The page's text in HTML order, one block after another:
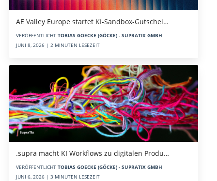
AE Valley Europe startet KI-Sandbox-Gutschei…
VERÖFFENTLICHT TOBIAS GOECKE (GÖCKE) - SUPRATIX GMBH
JUNI 8, 2026 | 2 MINUTEN LESEZEIT
.supra macht KI Workflows zu digitalen Produ…
VERÖFFENTLICHT TOBIAS GOECKE (GÖCKE) - SUPRATIX GMBH
JUNI 6, 2026 | 3 MINUTEN LESEZEIT